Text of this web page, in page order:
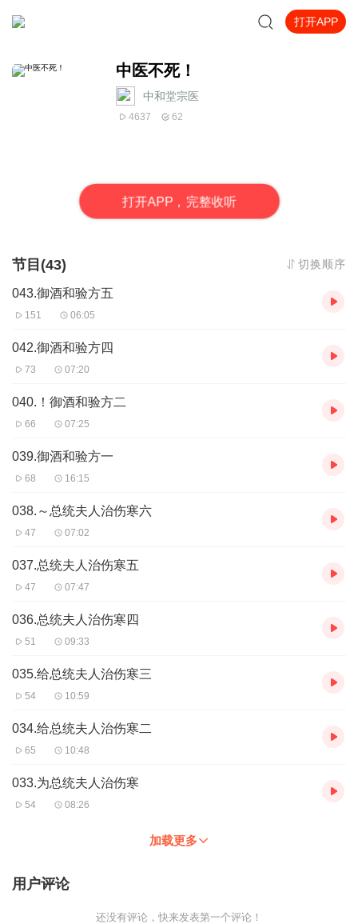
打开APP
中医不死！
中和堂宗医
4637 62
打开APP，完整收听
节目(43) 切换顺序
043.御酒和验方五
151 06:05
042.御酒和验方四
73 07:20
040.！御酒和验方二
66 07:25
039.御酒和验方一
68 16:15
038.～总统夫人治伤寒六
47 07:02
037.总统夫人治伤寒五
47 07:47
036.总统夫人治伤寒四
51 09:33
035.给总统夫人治伤寒三
54 10:59
034.给总统夫人治伤寒二
65 10:48
033.为总统夫人治伤寒
54 08:26
加载更多
用户评论
还没有评论，快来发表第一个评论！